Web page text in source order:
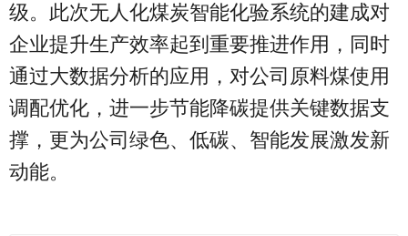
级。此次无人化煤炭智能化验系统的建成对
企业提升生产效率起到重要推进作用，同时
通过大数据分析的应用，对公司原料煤使用
调配优化，进一步节能降碳提供关键数据支
撑，更为公司绿色、低碳、智能发展激发新
动能。